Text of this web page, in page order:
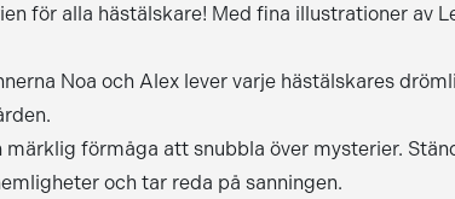
för alla hästälskare! Med fina illustrationer av
Noa och Alex lever varje hästälskares
märklig förmåga att snubbla över mysterier.
och tar reda på sanningen.